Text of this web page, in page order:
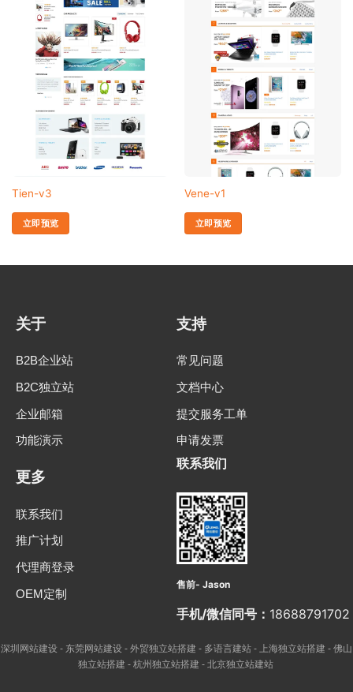
Tien-v3
立即预览
Vene-v1
立即预览
关于
B2B企业站
B2C独立站
企业邮箱
功能演示
支持
常见问题
文档中心
提交服务工单
申请发票
更多
联系我们
推广计划
代理商登录
OEM定制
联系我们
售前- Jason
手机/微信同号： 18688791702
深圳网站建设 - 东莞网站建设 - 外贸独立站搭建 - 多语言建站 - 上海独立站搭建 - 佛山
独立站搭建 - 杭州独立站搭建 - 北京独立站建站